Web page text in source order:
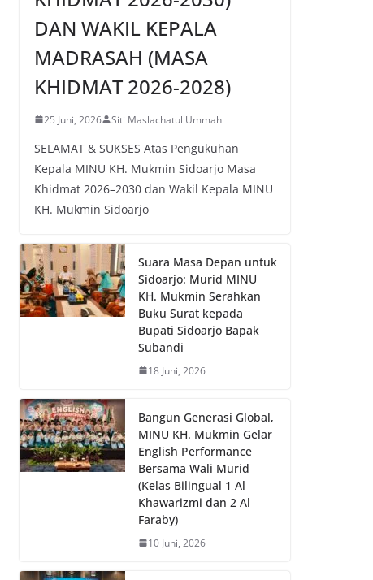
DAN WAKIL KEPALA
MADRASAH (MASA
KHIDMAT 2026-2028)
25 Juni, 2026 Siti Maslachatul Ummah
SELAMAT & SUKSES Atas Pengukuhan
Kepala MINU KH. Mukmin Sidoarjo Masa
Khidmat 2026–2030 dan Wakil Kepala MINU
KH. Mukmin Sidoarjo
Suara Masa Depan untuk
Sidoarjo: Murid MINU
KH. Mukmin Serahkan
Buku Surat kepada
Bupati Sidoarjo Bapak
Subandi
18 Juni, 2026
Bangun Generasi Global,
MINU KH. Mukmin Gelar
English Performance
Bersama Wali Murid
(Kelas Bilingual 1 Al
Khawarizmi dan 2 Al
Faraby)
10 Juni, 2026